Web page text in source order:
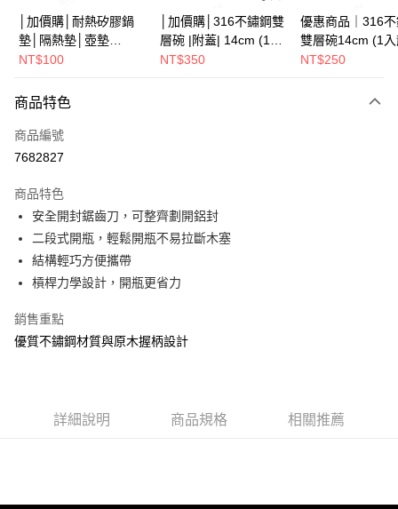
Google Pay
全盈+PAY
全家取貨（下單付款）後，現貨商品將於 3 個工作天內寄出
每筆NT$75，滿NT$1,199(含以上)免運費
7-11取貨（下單付款）後，現貨商品將於 3 個工作天內寄出
（不含訂購當天與例假日）
每筆NT$75，滿NT$1,199(含以上)免運費
│加價購│耐熱矽膠鍋
墊│隔熱墊│壺墊
NT$100
│加價購│316不鏽鋼雙
層碗 |附蓋| 14cm (1入
散裝) SG0141
NT$350
優惠商品｜316
雙層碗14cm (1
SG0140
NT$250
商品特色
商品編號
7682827
商品特色
安全開封鋸齒刀，可整齊劃開鋁封
二段式開瓶，輕鬆開瓶不易拉斷木塞
結構輕巧方便攜帶
槓桿力學設計，開瓶更省力
銷售重點
優質不鏽鋼材質與原木握柄設計
詳細說明 商品規格 相關推薦